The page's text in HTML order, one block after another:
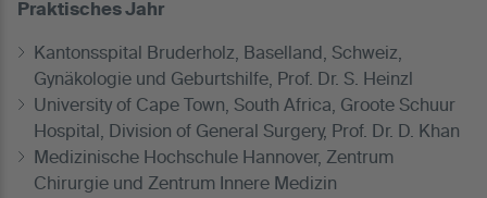
Praktisches Jahr
Kantonsspital Bruderholz, Baselland, Schweiz,
Gynäkologie und Geburtshilfe, Prof. Dr. S. Heinzl
University of Cape Town, South Africa, Groote Schuur
Hospital, Division of General Surgery, Prof. Dr. D. Khan
Medizinische Hochschule Hannover, Zentrum
Chirurgie und Zentrum Innere Medizin